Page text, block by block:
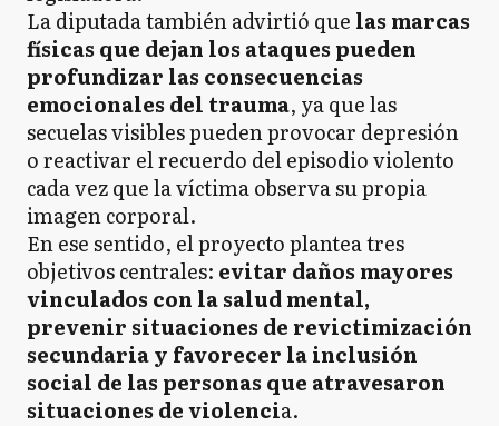
La diputada también advirtió que las marcas
físicas que dejan los ataques pueden
profundizar las consecuencias
emocionales del trauma, ya que las
secuelas visibles pueden provocar depresión
o reactivar el recuerdo del episodio violento
cada vez que la víctima observa su propia
imagen corporal.
En ese sentido, el proyecto plantea tres
objetivos centrales: evitar daños mayores
vinculados con la salud mental,
prevenir situaciones de revictimización
secundaria y favorecer la inclusión
social de las personas que atravesaron
situaciones de violencia.